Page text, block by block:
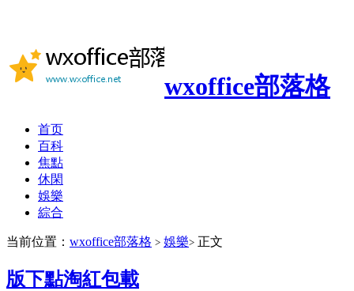
wxoffice部落格
首页
百科
焦點
休閑
娛樂
綜合
当前位置： wxoffice部落格 > 娛樂> 正文
版下點淘紅包載